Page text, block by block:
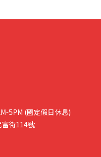
5PM (國定假日休息)
街114號